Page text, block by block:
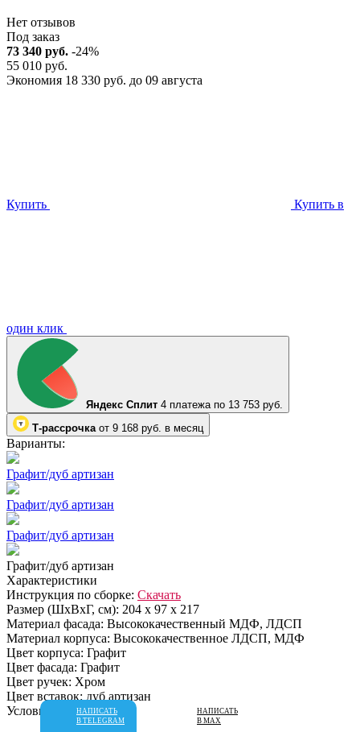
Нет отзывов
Под заказ
73 340 руб. -24%
55 010 руб.
Экономия 18 330 руб. до 09 августа
Купить Купить в
один клик
Яндекс Сплит 4 платежа по 13 753 руб.
Т-рассрочка от 9 168 руб. в месяц
Варианты:
Графит/дуб артизан
Графит/дуб артизан
Графит/дуб артизан
Графит/дуб артизан
Характеристики
Инструкция по сборке: Скачать
Размер (ШхВхГ, см): 204 х 97 х 217
Материал фасада: Высококачественный МДФ, ЛДСП
Материал корпуса: Высококачественное ЛДСП, МДФ
Цвет корпуса: Графит
Цвет фасада: Графит
Цвет ручек: Хром
Цвет вставок: дуб артизан
Условия доставки
НАПИСАТЬ
В TELEGRAM
НАПИСАТЬ
В MAX